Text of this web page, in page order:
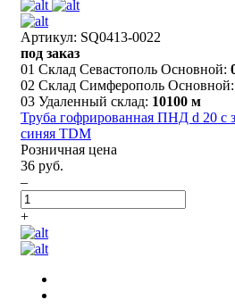
Артикул: SQ0413-0022
под заказ
01 Склад Севастополь Основной:
02 Склад Симферополь Основной:
03 Удаленный склад: 10100 м
Труба гофрированная ПНД d 20 с
синяя ТDM
Розничная цена
36 руб.
–
+